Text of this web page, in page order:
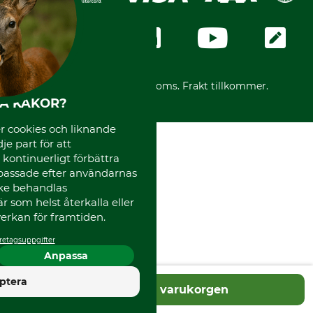
Lägg i varukorgen
Integritetspolicy
Ångerrätt
Ångerrätt för din beställning
Reklamationer
Frakter
Företagsuppgifter
Karriär
Vår personal
Varumärken
Mässor
Instagram TOS
Code of Conduct
*Alla priser inklusive moms. Frakt tillkommer.
KAKOR?
cookies och liknande
part för att
kontinuerligt förbättra
efter användarnas
behandlas
som helst återkalla eller
för framtiden.
Anpassa